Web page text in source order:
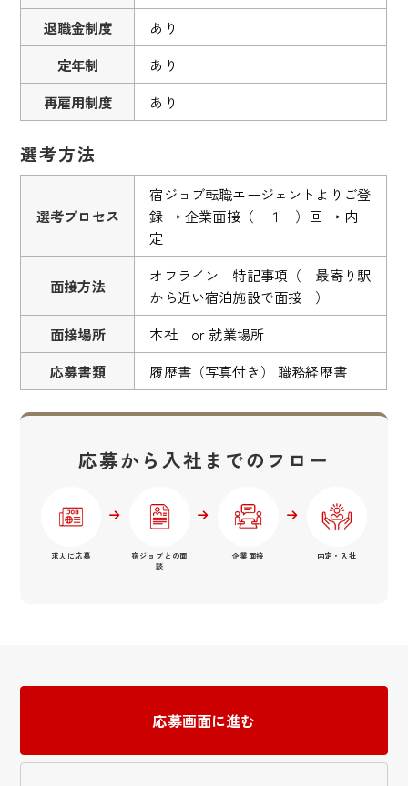
退職金制度
あり
定年制
あり
再雇用制度
あり
選考方法
選考プロセス
宿ジョブ転職エージェントよりご登
録 → 企業面接（ １ ）回 → 内
定
面接方法
オフライン 特記事項（ 最寄り駅
から近い宿泊施設で面接 ）
面接場所
本社 or 就業場所
応募書類
履歴書（写真付き） 職務経歴書
応募から入社までのフロー
求人に応募
宿ジョブとの面
談
企業面接 内定・入社
応募画面に進む